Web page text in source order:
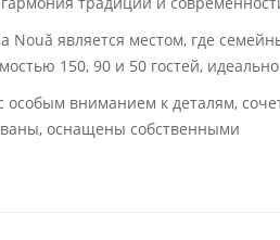
Nouă является местом, где
150, 90 и 50 гостей,
вниманием к деталям,
оснащены собственными